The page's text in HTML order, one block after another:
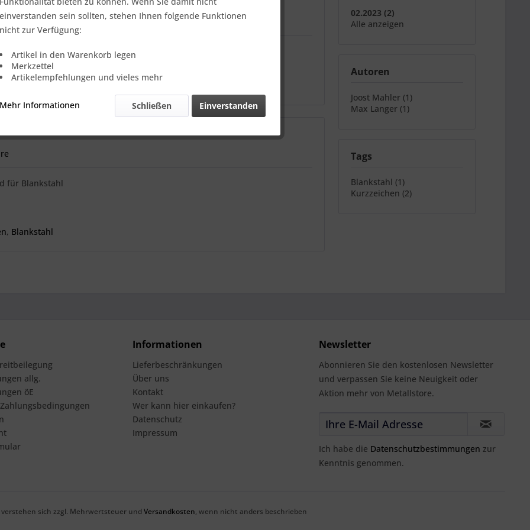
02.2023 (2)
Alle anzeigen
Autoren
Joost Mahler (1)
Max Langer (1)
Tags
Blankstahl (1)
Kurzzeichen (2)
Wärmebehandlungszustand
für Blankstahl
, Blankstahl
allg.
öE
Informationen
Lieferbeschränkungen
Über uns
Kontakt
Wer kann hier einkaufen?
Datenschutz
Impressum
Newsletter
Abonnieren Sie den kostenlosen Newsletter
und verpassen Sie keine Neuigkeit oder
Aktion mehr von Metallstore.
Ich habe die Datenschutzbestimmungen zur
Kenntnis genommen.
verstehen sich zzgl. Mehrwertsteuer und Versandkosten, wenn nicht anders beschrieben
einverstanden sein sollten, stehen Ihnen folgende Funktionen
nicht zur Verfügung:
Artikel in den Warenkorb legen
Merkzettel
Artikelempfehlungen und vieles mehr
Mehr Informationen Einverstanden
Schließen